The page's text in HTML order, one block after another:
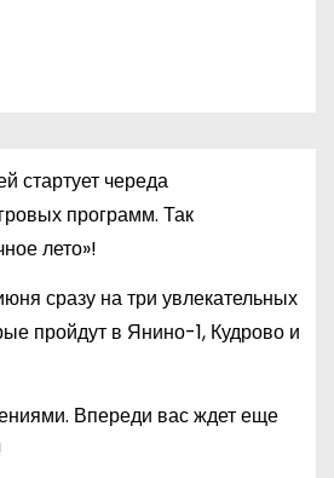
стартует череда
программ. Так
лето»!
сразу на три увлекательных
пройдут в Янино-1, Кудрово и
Впереди вас ждет еще